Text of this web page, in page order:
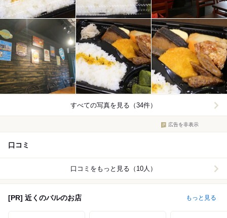
すべての写真を見る（34件）
広告を非表示
口コミ
口コミをもっと見る（10人）
[PR] 近くのバルのお店 もっと見る